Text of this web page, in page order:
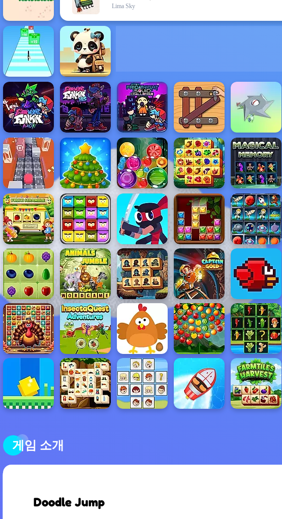
Lima Sky
게임 소개
Doodle Jump